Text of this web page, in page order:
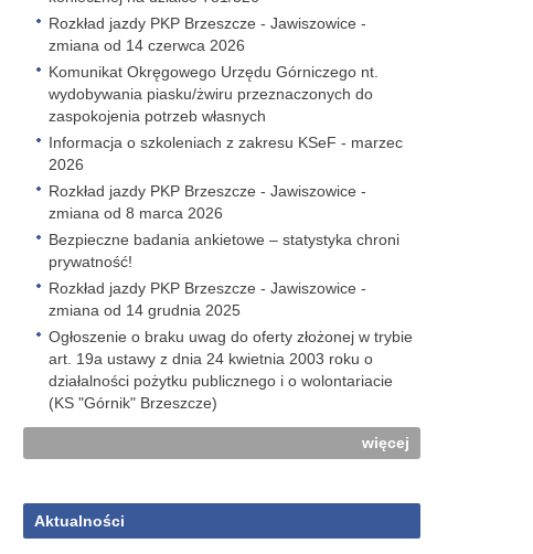
Rozkład jazdy PKP Brzeszcze - Jawiszowice -
zmiana od 14 czerwca 2026
Komunikat Okręgowego Urzędu Górniczego nt.
wydobywania piasku/żwiru przeznaczonych do
zaspokojenia potrzeb własnych
Informacja o szkoleniach z zakresu KSeF - marzec
2026
Rozkład jazdy PKP Brzeszcze - Jawiszowice -
zmiana od 8 marca 2026
Bezpieczne badania ankietowe – statystyka chroni
prywatność!
Rozkład jazdy PKP Brzeszcze - Jawiszowice -
zmiana od 14 grudnia 2025
Ogłoszenie o braku uwag do oferty złożonej w trybie
art. 19a ustawy z dnia 24 kwietnia 2003 roku o
działalności pożytku publicznego i o wolontariacie
(KS "Górnik" Brzeszcze)
więcej
Aktualności